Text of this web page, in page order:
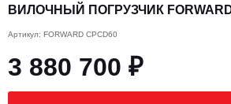
ВИЛОЧНЫЙ ПОГРУЗЧИК FORWARD
Артикул: FORWARD CPCD60
3 880 700 ₽